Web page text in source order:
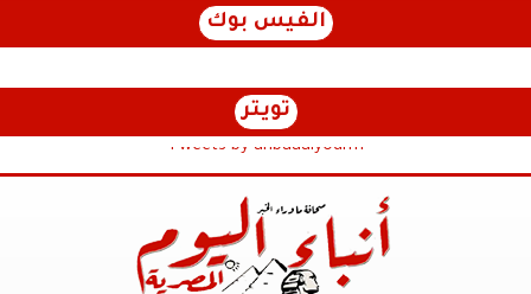
الفيس بوك
تويتر
Tweets by anbaaalyoum1